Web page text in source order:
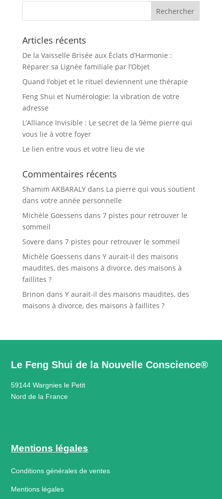
Articles récents
De la Vaisselle Brisée aux Éclats d’Harmonie :
Réparer sa Lignée familiale par l’Objet
Quand l’objet et le rituel deviennent une thérapie
Feng Shui et Numérologie: la vibration de votre
adresse
L’Alliance Invisible : Le secret de la 9ème pierre qui
vous lie à votre foyer
Le lien entre vous et votre lieu de vie
Commentaires récents
Shamim AKBARALYdans La pierre qui vous soutient
dans votre année personnelle
Michèle Goessens dans 7 pistes pour retrouver le
sommeil
Sovere dans 7 pistes pour retrouver le sommeil
Michèle Goessens dans Y aurait-il des maisons
maudites, des maisons à divorce, des maisons à
faillites ?
Brinon dans Y aurait-il des maisons maudites, des
maisons à divorce, des maisons à faillites ?
Le Feng Shui de la Nouvelle Conscience®
59144 Wargnies le Petit
Nord de la France
Mentions légales
Conditions générales de ventes
Mentions légales